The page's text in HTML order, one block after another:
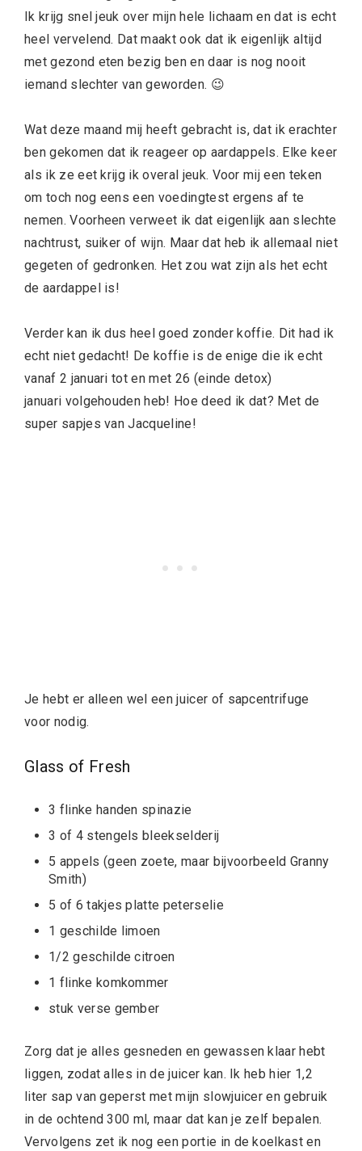
Ik krijg snel jeuk over mijn hele lichaam en dat is echt
heel vervelend. Dat maakt ook dat ik eigenlijk altijd
met gezond eten bezig ben en daar is nog nooit
iemand slechter van geworden. 😉
Wat deze maand mij heeft gebracht is, dat ik erachter
ben gekomen dat ik reageer op aardappels. Elke keer
als ik ze eet krijg ik overal jeuk. Voor mij een teken
om toch nog eens een voedingtest ergens af te
nemen. Voorheen verweet ik dat eigenlijk aan slechte
nachtrust, suiker of wijn. Maar dat heb ik allemaal niet
gegeten of gedronken. Het zou wat zijn als het echt
de aardappel is!
Verder kan ik dus heel goed zonder koffie. Dit had ik
echt niet gedacht! De koffie is de enige die ik echt
vanaf 2 januari tot en met 26 (einde detox)
januari volgehouden heb! Hoe deed ik dat? Met de
super sapjes van Jacqueline!
Je hebt er alleen wel een juicer of sapcentrifuge
voor nodig.
Glass of Fresh
3 flinke handen spinazie
3 of 4 stengels bleekselderij
5 appels (geen zoete, maar bijvoorbeeld Granny
Smith)
5 of 6 takjes platte peterselie
1 geschilde limoen
1/2 geschilde citroen
1 flinke komkommer
stuk verse gember
Zorg dat je alles gesneden en gewassen klaar hebt
liggen, zodat alles in de juicer kan. Ik heb hier 1,2
liter sap van geperst met mijn slowjuicer en gebruik
in de ochtend 300 ml, maar dat kan je zelf bepalen.
Vervolgens zet ik nog een portie in de koelkast en